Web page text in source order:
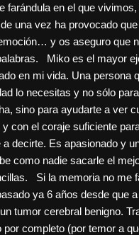
farándula en el que
una vez ha provocado
y os aseguro que
Miko es el mayor
en mi vida. Una persona
lo necesitas y no sólo
sino para ayudarte a ver
con el coraje suficiente
a decirte. Es apasionado y
como nadie sacarle el
Si la memoria no me
ya 6 años desde que
tumor cerebral benigno.
por completo (por temor a